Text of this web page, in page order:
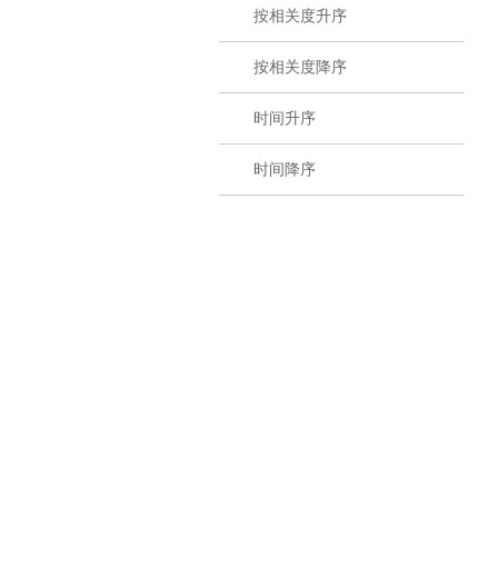
按相关度升序
按相关度降序
时间升序
时间降序